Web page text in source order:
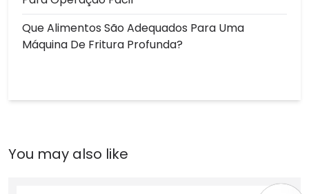
Que Alimentos São Adequados Para Uma
Máquina De Fritura Profunda?